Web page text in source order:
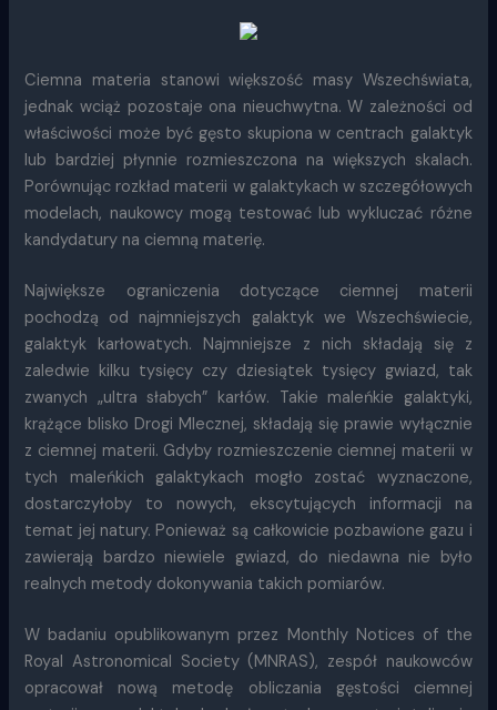
Ciemna materia stanowi większość masy Wszechświata,
jednak wciąż pozostaje ona nieuchwytna. W zależności od
właściwości może być gęsto skupiona w centrach galaktyk
lub bardziej płynnie rozmieszczona na większych skalach.
Porównując rozkład materii w galaktykach w szczegółowych
modelach, naukowcy mogą testować lub wykluczać różne
kandydatury na ciemną materię.
Największe ograniczenia dotyczące ciemnej materii
pochodzą od najmniejszych galaktyk we Wszechświecie,
galaktyk karłowatych. Najmniejsze z nich składają się z
zaledwie kilku tysięcy czy dziesiątek tysięcy gwiazd, tak
zwanych „ultra słabych” karłów. Takie maleńkie galaktyki,
krążące blisko Drogi Mlecznej, składają się prawie wyłącznie
z ciemnej materii. Gdyby rozmieszczenie ciemnej materii w
tych maleńkich galaktykach mogło zostać wyznaczone,
dostarczyłoby to nowych, ekscytujących informacji na
temat jej natury. Ponieważ są całkowicie pozbawione gazu i
zawierają bardzo niewiele gwiazd, do niedawna nie było
realnych metody dokonywania takich pomiarów.
W badaniu opublikowanym przez Monthly Notices of the
Royal Astronomical Society (MNRAS), zespół naukowców
opracował nową metodę obliczania gęstości ciemnej